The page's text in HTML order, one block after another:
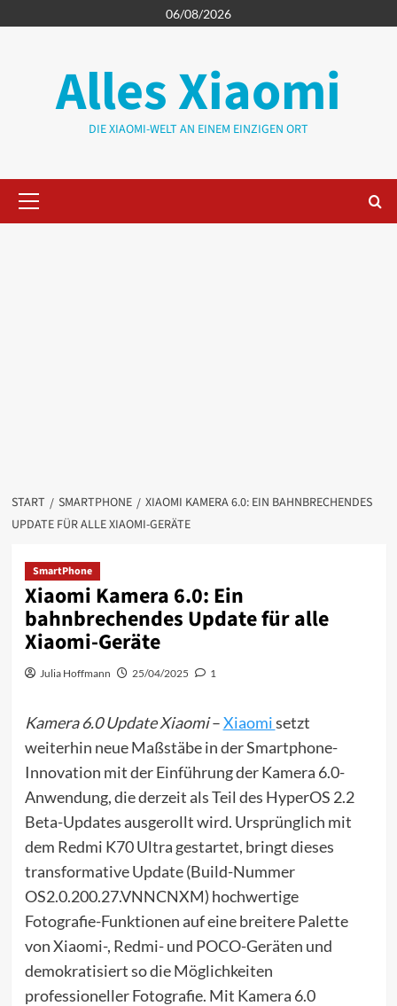
Inhalt
06/08/2026
Alles Xiaomi
DIE XIAOMI-WELT AN EINEM EINZIGEN ORT
Menü
START SMARTPHONE
XIAOMI KAMERA 6.0: EIN BAHNBRECHENDES
UPDATE FÜR ALLE XIAOMI-GERÄTE
SmartPhone
Xiaomi Kamera 6.0: Ein
bahnbrechendes Update für alle
Xiaomi-Geräte
Julia Hoffmann 25/04/2025 1
Kamera 6.0 Update Xiaomi–Xiaomisetzt
weiterhin neue Maßstäbe in der Smartphone-
Innovation mit der Einführung der Kamera 6.0-
Anwendung, die derzeit als Teil des HyperOS 2.2
Beta-Updates ausgerollt wird. Ursprünglich mit
dem Redmi K70 Ultra gestartet, bringt dieses
transformative Update (Build-Nummer
OS2.0.200.27.VNNCNXM) hochwertige
Fotografie-Funktionen auf eine breitere Palette
von Xiaomi-, Redmi- und POCO-Geräten und
demokratisiert so die Möglichkeiten
professioneller Fotografie. Mit Kamera 6.0